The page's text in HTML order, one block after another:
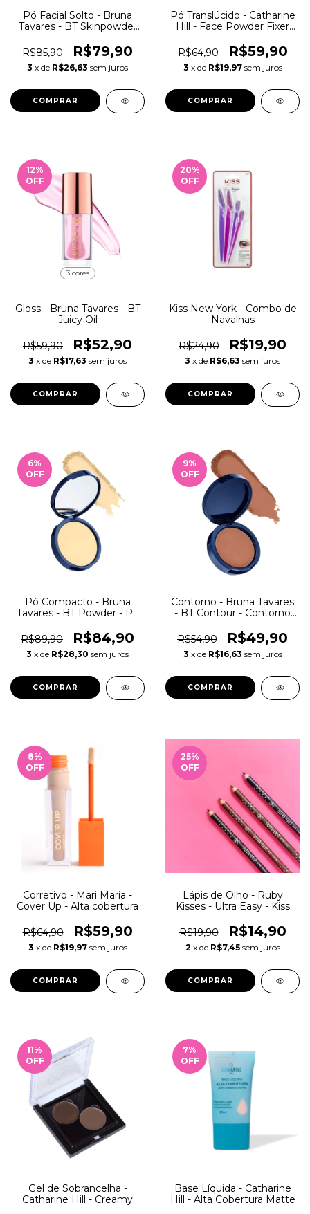
Pó Facial Solto - Bruna
Tavares - BT Skinpowder
R$85,90
R$79,90
3 x de R$26,63 sem juros
COMPRAR
Pó Translúcido - Catharine
Hill - Face Powder Fixer
R$64,90
R$59,90
3 x de R$19,97 sem juros
COMPRAR
12%
OFF
3 cores
Gloss - Bruna Tavares - BT
Juicy Oil
R$59,90 R$52,90
3 x de R$17,63 sem juros
COMPRAR
20%
OFF
Kiss New York - Combo de
Navalhas
R$24,90 R$19,90
3 x de R$6,63 sem juros
6%
OFF
Pó Compacto - Bruna
Tavares - BT Powder - Pó
R$89,90
R$84,90
3 x de R$28,30 sem juros
COMPRAR
9%
OFF
Contorno - Bruna Tavares
- BT Contour - Contorno
R$54,90
R$49,90
3 x de R$16,63 sem juros
COMPRAR
8%
OFF
Corretivo - Mari Maria -
Cover Up - Alta cobertura
R$64,90 R$59,90
3 x de R$19,97 sem juros
COMPRAR
25%
OFF
Lápis de Olho - Ruby
Kisses - Ultra Easy - Kiss
R$19,90
R$14,90
2 x de R$7,45 sem juros
COMPRAR
11%
OFF
Gel de Sobrancelha -
Catharine Hill - Creamy
7%
OFF
Base Líquida - Catharine
Hill - Alta Cobertura Matte